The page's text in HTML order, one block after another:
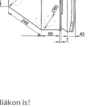
is!